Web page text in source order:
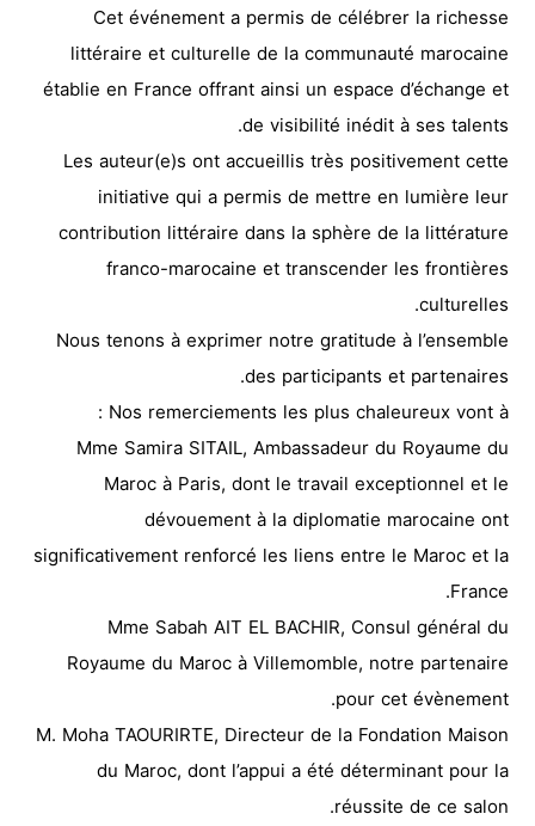
Cet événement a permis de célébrer la richesse
littéraire et culturelle de la communauté marocaine
établie en France offrant ainsi un espace d’échange et
de visibilité inédit à ses talents.
Les auteur(e)s ont accueillis très positivement cette
initiative qui a permis de mettre en lumière leur
contribution littéraire dans la sphère de la littérature
franco-marocaine et transcender les frontières
culturelles.
Nous tenons à exprimer notre gratitude à l’ensemble
des participants et partenaires.
Nos remerciements les plus chaleureux vont à :
Mme Samira SITAIL, Ambassadeur du Royaume du
Maroc à Paris, dont le travail exceptionnel et le
dévouement à la diplomatie marocaine ont
significativement renforcé les liens entre le Maroc et la
France.
Mme Sabah AIT EL BACHIR, Consul général du
Royaume du Maroc à Villemomble, notre partenaire
pour cet évènement.
M. Moha TAOURIRTE, Directeur de la Fondation Maison
du Maroc, dont l’appui a été déterminant pour la
réussite de ce salon.